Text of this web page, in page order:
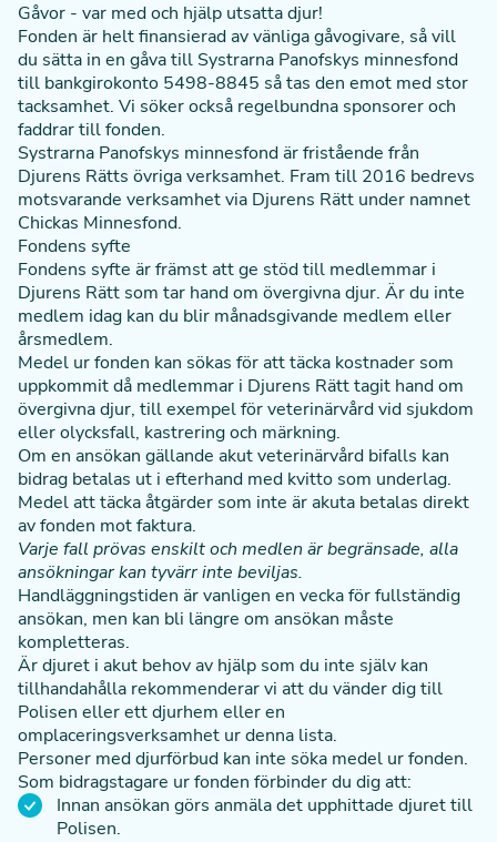
Gåvor - var med och hjälp utsatta djur!
Fonden är helt finansierad av vänliga gåvogivare, så vill
du sätta in en gåva till Systrarna Panofskys minnesfond
till bankgirokonto 5498-8845 så tas den emot med stor
tacksamhet. Vi söker också regelbundna sponsorer och
faddrar till fonden.
Systrarna Panofskys minnesfond är fristående från
Djurens Rätts övriga verksamhet. Fram till 2016 bedrevs
motsvarande verksamhet via Djurens Rätt under namnet
Chickas Minnesfond.
Fondens syfte
Fondens syfte är främst att ge stöd till medlemmar i
Djurens Rätt som tar hand om övergivna djur. Är du inte
medlem idag kan du blir månadsgivande medlem eller
årsmedlem.
Medel ur fonden kan sökas för att täcka kostnader som
uppkommit då medlemmar i Djurens Rätt tagit hand om
övergivna djur, till exempel för veterinärvård vid sjukdom
eller olycksfall, kastrering och märkning.
Om en ansökan gällande akut veterinärvård bifalls kan
bidrag betalas ut i efterhand med kvitto som underlag.
Medel att täcka åtgärder som inte är akuta betalas direkt
av fonden mot faktura.
Varje fall prövas enskilt och medlen är begränsade, alla
ansökningar kan tyvärr inte beviljas.
Handläggningstiden är vanligen en vecka för fullständig
ansökan, men kan bli längre om ansökan måste
kompletteras.
Är djuret i akut behov av hjälp som du inte själv kan
tillhandahålla rekommenderar vi att du vänder dig till
Polisen eller ett djurhem eller en
omplaceringsverksamhet ur denna lista.
Personer med djurförbud kan inte söka medel ur fonden.
Som bidragstagare ur fonden förbinder du dig att:
Innan ansökan görs anmäla det upphittade djuret till
Polisen.